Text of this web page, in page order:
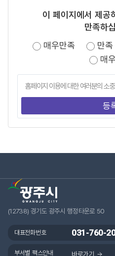
이 페이지에서 제공
만족하
매우만족
만족
매
(12738) 경기도 광주시 행정타운로 50
대표전화번호 031-760-
부서별 팩스안내 바로가기